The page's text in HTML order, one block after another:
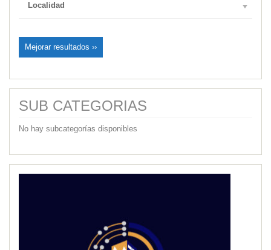
Localidad
Mejorar resultados ››
SUB CATEGORIAS
No hay subcategorías disponibles